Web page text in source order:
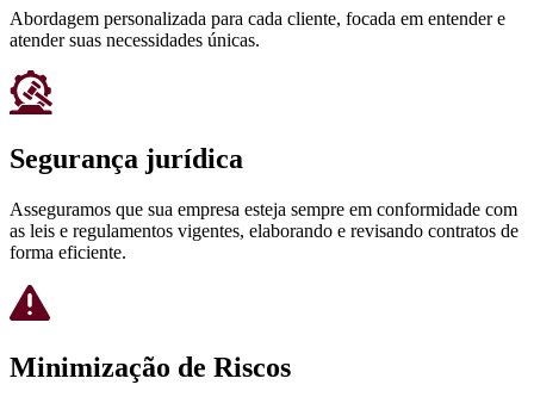
Abordagem personalizada para cada cliente, focada em entender e
atender suas necessidades únicas.
Segurança jurídica
Asseguramos que sua empresa esteja sempre em conformidade com
as leis e regulamentos vigentes, elaborando e revisando contratos de
forma eficiente.
Minimização de Riscos